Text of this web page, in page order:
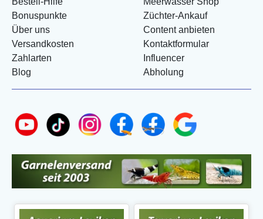
Bonuspunkte
Über uns
Versandkosten
Zahlarten
Blog
Züchter-Ankauf
Content anbieten
Kontaktformular
Influencer
Abholung